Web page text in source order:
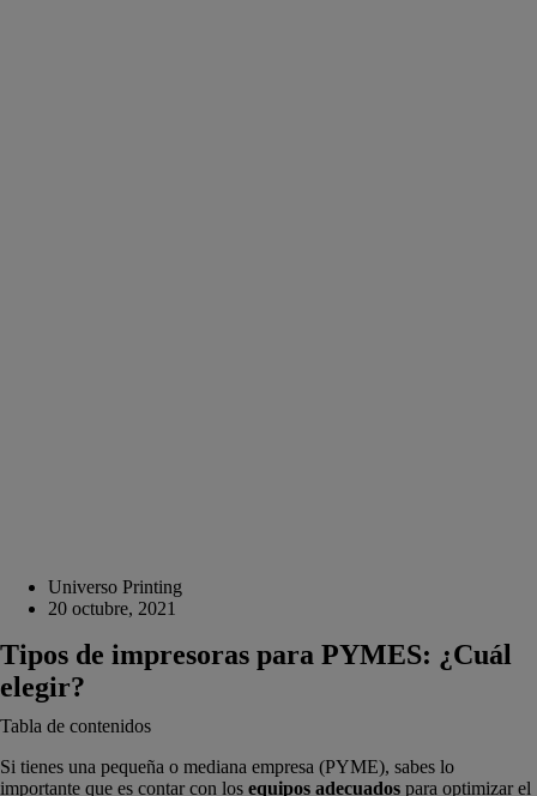
Universo Printing
20 octubre, 2021
Tipos de impresoras para PYMES: ¿Cuál
elegir?
Tabla de contenidos
Si tienes una pequeña o mediana empresa (PYME), sabes lo
importante que es contar con los equipos adecuados para optimizar el